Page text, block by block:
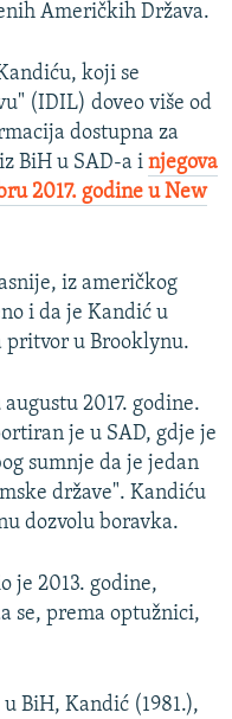
Američkih Država.
koji se
(IDIL) doveo više od
dostupna za
BiH u SAD-a i njegova
2017. godine u New
iz američkog
i da je Kandić u
u Brooklynu.
2017. godine.
je u SAD, gdje je
sumnje da je jedan
države". Kandiću
dozvolu boravka.
je 2013. godine,
se, prema optužnici,
BiH, Kandić (1981.),